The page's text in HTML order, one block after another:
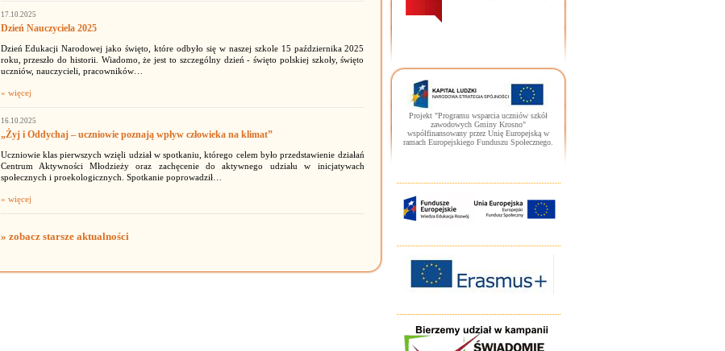
17.10.2025
Dzień Nauczyciela 2025
Dzień Edukacji Narodowej jako święto, które odbyło się w naszej szkole 15 października 2025
roku, przeszło do historii. Wiadomo, że jest to szczególny dzień - święto polskiej szkoły, święto
uczniów, nauczycieli, pracowników…
» więcej
16.10.2025
„Żyj i Oddychaj – uczniowie poznają wpływ człowieka na klimat”
Uczniowie klas pierwszych wzięli udział w spotkaniu, którego celem było przedstawienie działań
Centrum Aktywności Młodzieży oraz zachęcenie do aktywnego udziału w inicjatywach
społecznych i proekologicznych. Spotkanie poprowadził…
» więcej
» zobacz starsze aktualności
Projekt "Programu wsparcia uczniów szkół
zawodowych Gminy Krosno"
współfinansowany przez Unię Europejską w
ramach Europejskiego Funduszu Społecznego.